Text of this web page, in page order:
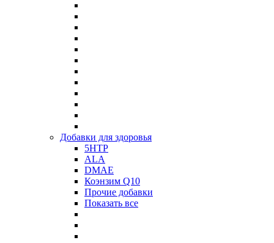
Добавки для здоровья
5HTP
ALA
DMAE
Коэнзим Q10
Прочие добавки
Показать все